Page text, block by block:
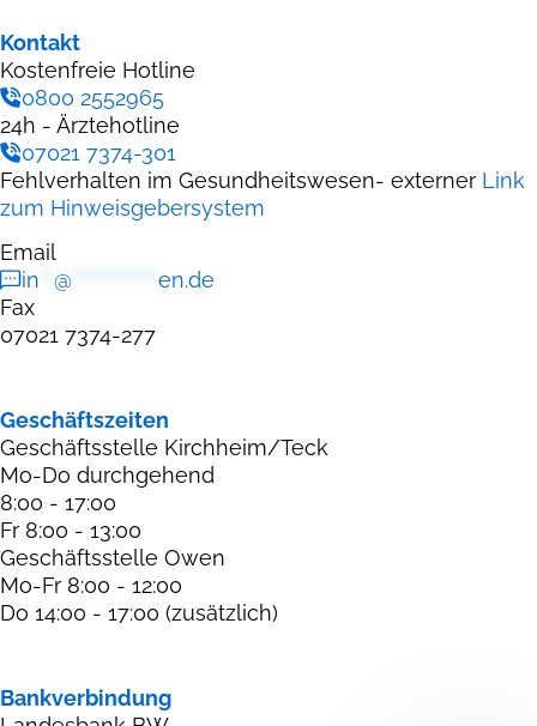
Kontakt
Kostenfreie Hotline
0800 2552965
24h - Ärztehotline
07021 7374-301
Fehlverhalten im Gesundheitswesen- externer Link
zum Hinweisgebersystem
Email
in
@
en.de
Fax
07021 7374-277
Geschäftszeiten
Geschäftsstelle Kirchheim/Teck
Mo-Do durchgehend
8:00 - 17:00
Fr 8:00 - 13:00
Geschäftsstelle Owen
Mo-Fr 8:00 - 12:00
Do 14:00 - 17:00 (zusätzlich)
Bankverbindung